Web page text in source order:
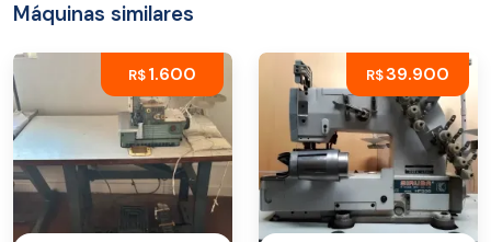
Máquinas similares
R$1.600 R$39.900